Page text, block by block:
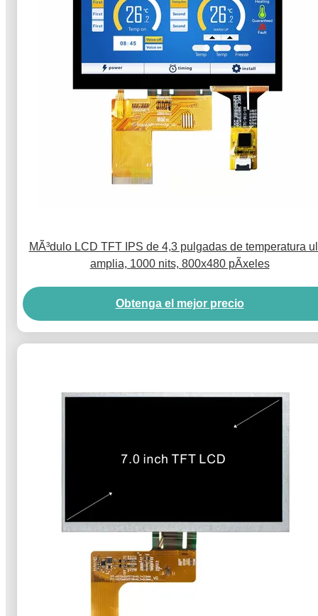
MÃ³dulo LCD TFT IPS de 4,3 pulgadas de temperatura
amplia, 1000 nits, 800x480 pÃ­xeles
Obtenga el mejor precio